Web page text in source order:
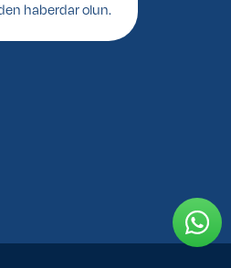
haberdar olun.